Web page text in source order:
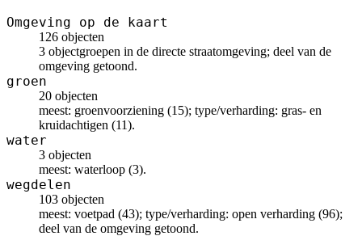
Omgeving op de kaart
126 objecten
3 objectgroepen in de directe straatomgeving; deel van de
omgeving getoond.
groen
20 objecten
meest: groenvoorziening (15); type/verharding: gras- en
kruidachtigen (11).
water
3 objecten
meest: waterloop (3).
wegdelen
103 objecten
meest: voetpad (43); type/verharding: open verharding (96);
deel van de omgeving getoond.